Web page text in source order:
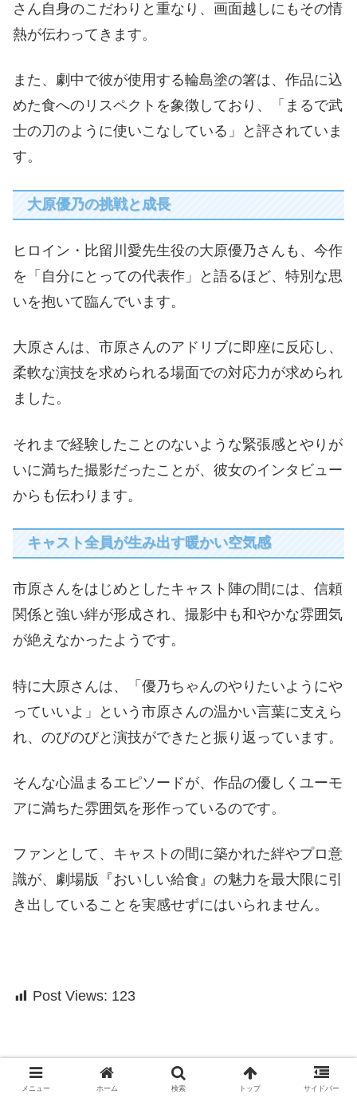
さん自身のこだわりと重なり、画面越しにもその情
熱が伝わってきます。
また、劇中で彼が使用する輪島塗の箸は、作品に込
めた食へのリスペクトを象徴しており、「まるで武
士の刀のように使いこなしている」と評されていま
す。
大原優乃の挑戦と成長
ヒロイン・比留川愛先生役の大原優乃さんも、今作
を「自分にとっての代表作」と語るほど、特別な思
いを抱いて臨んでいます。
大原さんは、市原さんのアドリブに即座に反応し、
柔軟な演技を求められる場面での対応力が求められ
ました。
それまで経験したことのないような緊張感とやりが
いに満ちた撮影だったことが、彼女のインタビュー
からも伝わります。
キャスト全員が生み出す暖かい空気感
市原さんをはじめとしたキャスト陣の間には、信頼
関係と強い絆が形成され、撮影中も和やかな雰囲気
が絶えなかったようです。
特に大原さんは、「優乃ちゃんのやりたいようにや
っていいよ」という市原さんの温かい言葉に支えら
れ、のびのびと演技ができたと振り返っています。
そんな心温まるエピソードが、作品の優しくユーモ
アに満ちた雰囲気を形作っているのです。
ファンとして、キャストの間に築かれた絆やプロ意
識が、劇場版『おいしい給食』の魅力を最大限に引
き出していることを実感せずにはいられません。
Post Views: 123
メニュー ホーム 検索 トップ サイドバー